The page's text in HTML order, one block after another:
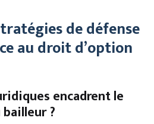
de défense
au droit d’option
encadrent le
?